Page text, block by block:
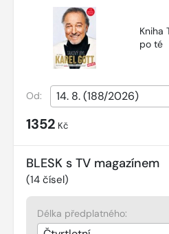
Kniha
po té
Od:
1352 Kč
BLESK s TV magazínem
(14 čísel)
Délka předplatného: